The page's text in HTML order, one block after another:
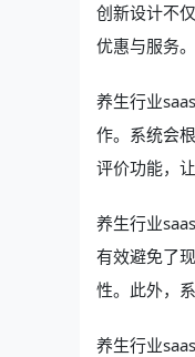
创新设计不
优惠与服务
养生行业
作。系统会
评价功能，
养生行业
有效避免了
性。此外，
养生行业